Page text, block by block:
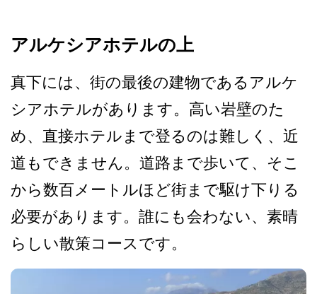
アルケシアホテルの上
真下には、街の最後の建物で­あるアルケ
シアホテルがあります。高い岩壁のた
め、­直接ホテルまで登るのは難しく、近
道もできません。­道路まで歩いて、そこ
から数百メートルほど街まで駆­け下りる
必要があります。誰にも会わない、素晴
らし­い散策コースです。